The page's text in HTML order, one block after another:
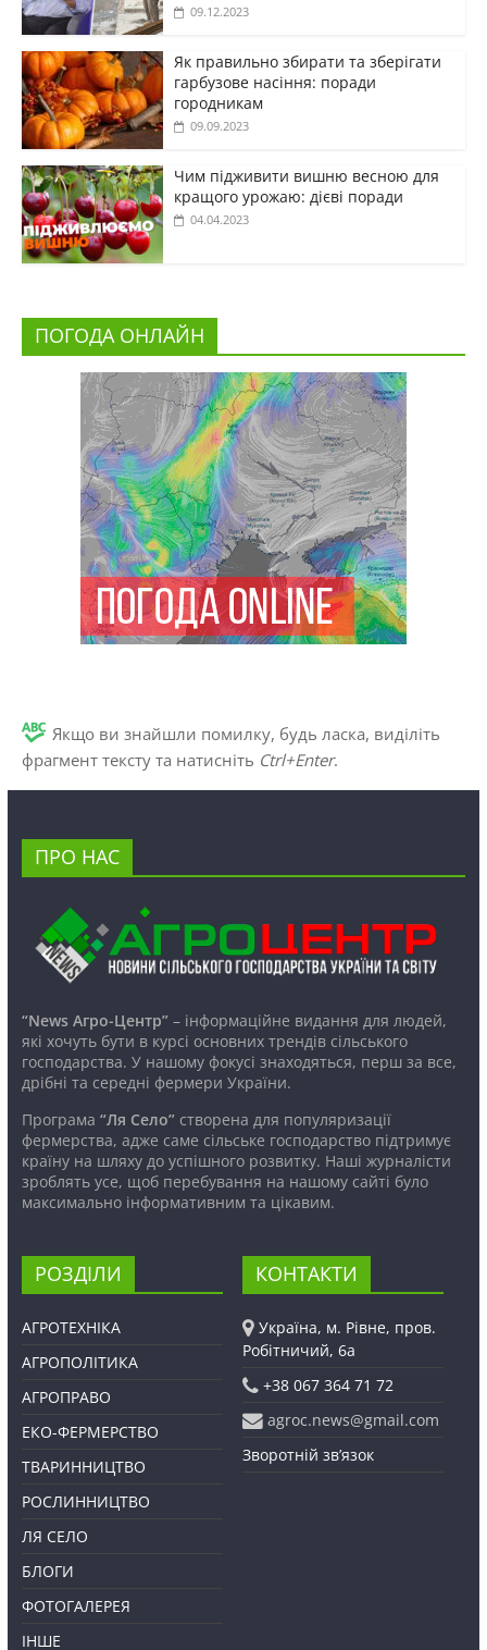
09.12.2023
Як правильно збирати та зберігати
гарбузове насіння: поради
городникам
09.09.2023
Чим підживити вишню весною для
кращого урожаю: дієві поради
04.04.2023
ПОГОДА ОНЛАЙН
Якщо ви знайшли помилку, будь ласка, виділіть
фрагмент тексту та натисніть Ctrl+Enter.
ПРО НАС
“News Агро-Центр”– інформаційне видання для людей,
які хочуть бути в курсі основних трендів сільського
господарства. У нашому фокусі знаходяться, перш за все,
дрібні та середні фермери України.
Програма “Ля Село”створена для популяризації
фермерства, адже саме сільське господарство підтримує
країну на шляху до успішного розвитку. Наші журналісти
зроблять усе, щоб перебування на нашому сайті було
максимально інформативним та цікавим.
РОЗДІЛИ
АГРОТЕХНІКА
АГРОПОЛІТИКА
АГРОПРАВО
ЕКО-ФЕРМЕРСТВО
ТВАРИННИЦТВО
РОСЛИННИЦТВО
ЛЯ СЕЛО
БЛОГИ
ФОТОГАЛЕРЕЯ
ІНШЕ
КОНТАКТИ
Україна, м. Рівне, пров.
Робітничий, 6а
+38 067 364 71 72
agroc.news@gmail.com
Зворотній зв’язок